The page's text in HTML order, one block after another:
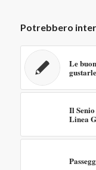
Potrebbero
Le
gustarle
Il
Linea